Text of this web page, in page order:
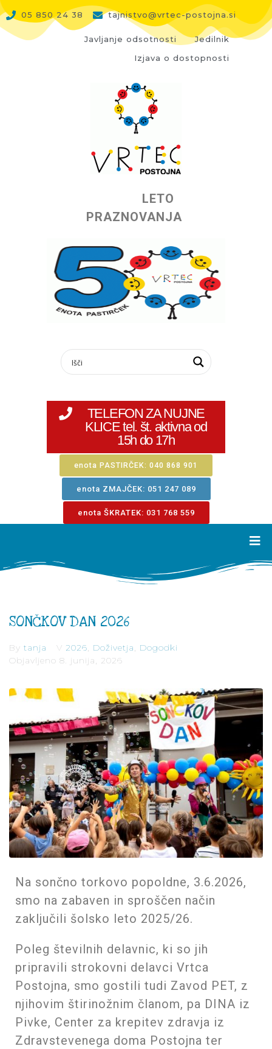
05 850 24 38 tajnistvo@vrtec-postojna.si
Javljanje odsotnosti
Jedilnik
Izjava o dostopnosti
LETO
PRAZNOVANJA
TELEFON ZA NUJNE
KLICE tel. št. aktivna od
15h do 17h
enota PASTIRČEK: 040 868 901
enota ZMAJČEK: 051 247 089
enota ŠKRATEK: 031 768 559
SONČKOV DAN 2026
By tanja V 2026, Doživetja, Dogodki
Objavljeno 8. junija, 2026
Na sončno torkovo popoldne, 3.6.2026,
smo na zabaven in sproščen način
zaključili šolsko leto 2025/26.
Poleg številnih delavnic, ki so jih
pripravili strokovni delavci Vrtca
Postojna, smo gostili tudi Zavod PET, z
njihovim štirinožnim članom, pa DINA iz
Pivke, Center za krepitev zdravja iz
Zdravstevenega doma Postojna ter